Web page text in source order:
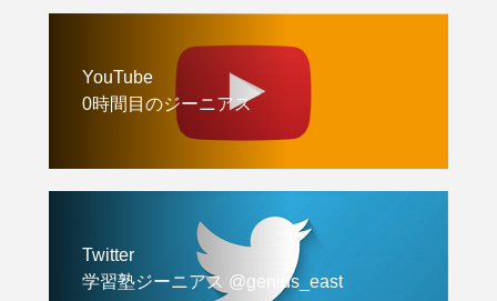
YouTube
0時間目のジーニアス
Twitter
学習塾ジーニアス @genius_east